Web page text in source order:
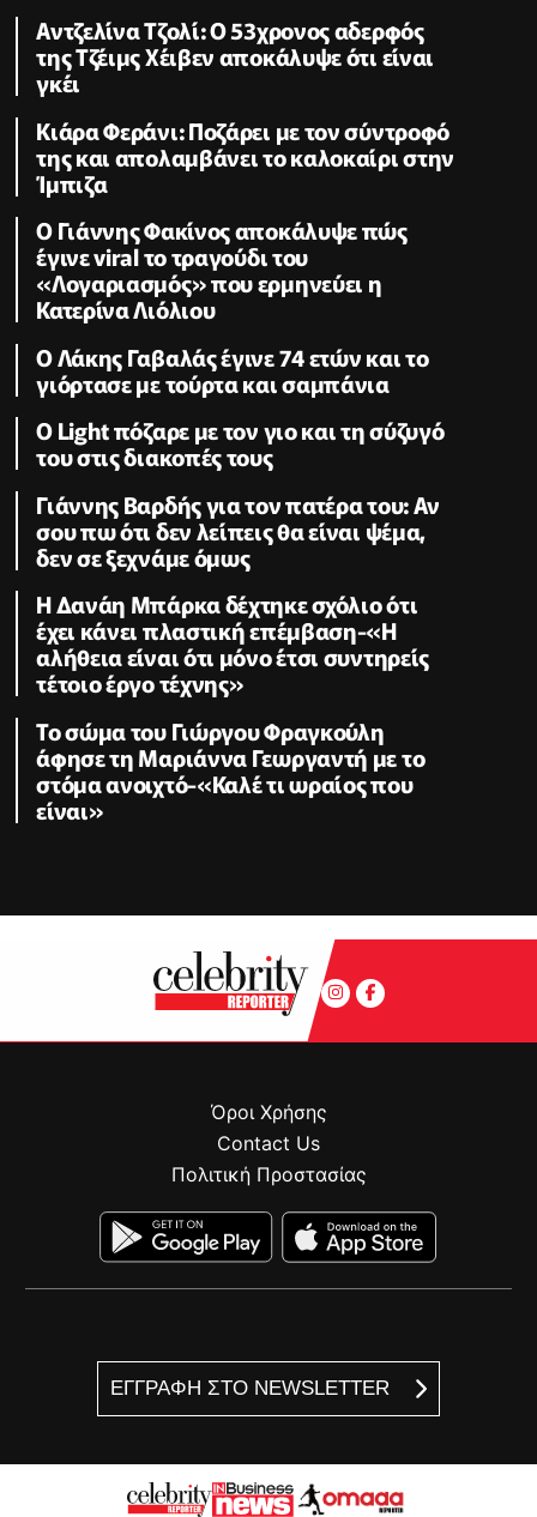
Αντζελίνα Τζολί: Ο 53χρονος αδερφός
της Τζέιμς Χέιβεν αποκάλυψε ότι είναι
γκέι
Κιάρα Φεράνι: Ποζάρει με τον σύντροφό
της και απολαμβάνει το καλοκαίρι στην
Ίμπιζα
Ο Γιάννης Φακίνος αποκάλυψε πώς
έγινε viral το τραγούδι του
«Λογαριασμός» που ερμηνεύει η
Κατερίνα Λιόλιου
Ο Λάκης Γαβαλάς έγινε 74 ετών και το
γιόρτασε με τούρτα και σαμπάνια
Ο Light πόζαρε με τον γιο και τη σύζυγό
του στις διακοπές τους
Γιάννης Βαρδής για τον πατέρα του: Αν
σου πω ότι δεν λείπεις θα είναι ψέμα,
δεν σε ξεχνάμε όμως
Η Δανάη Μπάρκα δέχτηκε σχόλιο ότι
έχει κάνει πλαστική επέμβαση-«Η
αλήθεια είναι ότι μόνο έτσι συντηρείς
τέτοιο έργο τέχνης»
Το σώμα του Γιώργου Φραγκούλη
άφησε τη Μαριάννα Γεωργαντή με το
στόμα ανοιχτό-«Καλέ τι ωραίος που
είναι»
ΕΓΓΡΑΦΗ ΣΤΟ NEWSLETTER
Όροι Χρήσης
Contact Us
Πολιτική Προστασίας